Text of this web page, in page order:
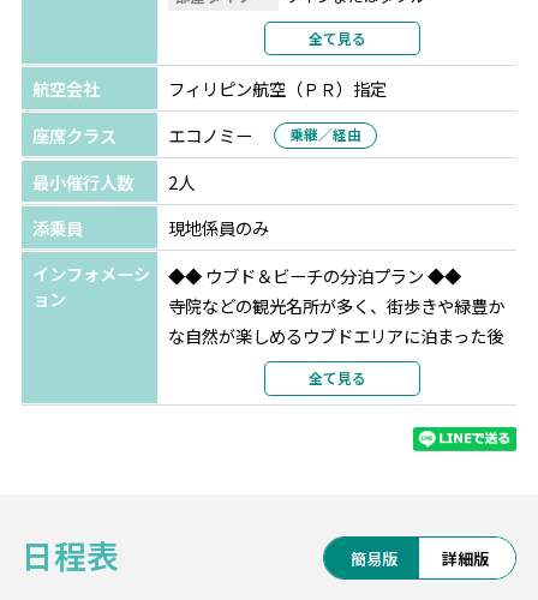
※ご利用希望の場合は、ツアーご予約時にお申し付けくだ
◆ご出発90日前までのご予約
〇Ａプラン：ジンバランビーチでのシーフードBBQディナ
ー+ソフトドリンク1杯
〇Ｂプラン：絶品「イイガワルン」でのナシゴレンポーク
リブ+ビンタンビール1杯 ※クタ・ウブド・ウルワツ
ビール1杯 ※ウブド
◆ご出発120日前までのご予約
〇Dプラン：インスタ映え「トラガシンハ トロピカルリバ
ークラブ」でのフローティングランチ1回
〇Eプラン：人気街スパ「バリオーキッドスパ」でのマッ
タヌーンティー1回 ※年末年始は利用不可
※1名様参加の場合、Dプラン・Fプランはご利用いただけ
2名1室利用
部屋カテゴリ
ウッデンプールヴィラ
バリ島 サダラ ブティック ビーチ リゾート
★★★★
選択条件
指定
部屋タイプ
利用形態
部屋カテゴリ
サダラプレミア
全て見る
航空会社
フィリピン航空（ＰＲ）指定
座席クラス
エコノミー 乗継／経由
最小催行人数
2人
添乗員
現地係員のみ
インフォメーシ
ョン
◆◆ ウブド＆ビーチの分泊プラン ◆◆
寺院などの観光名所が多く、街歩きや緑豊か
な自然が楽しめるウブドエリアに泊まった後
は、ビーチ沿いのホテルでゆったりと♪
雰囲気の異なるエリアを1度に楽しめるお勧め
ウブドの渓谷の中に佇む絶景ホテル
景色を楽しめるレストラン「レンバ・アユ
全て見る
日程表 簡易版 詳細版